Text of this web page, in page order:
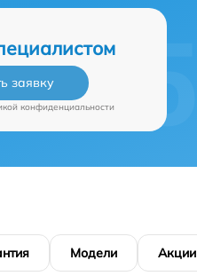
заявку
конфиденциальности
Модели Акции